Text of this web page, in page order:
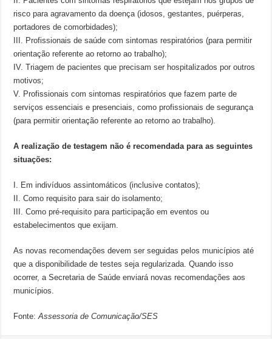
risco para agravamento da doença (idosos, gestantes, puérperas,
portadores de comorbidades);
III. Profissionais de saúde com sintomas respiratórios (para permitir
orientação referente ao retorno ao trabalho);
IV. Triagem de pacientes que precisam ser hospitalizados por outros
motivos;
V. Profissionais com sintomas respiratórios que fazem parte de
serviços essenciais e presenciais, como profissionais de segurança
(para permitir orientação referente ao retorno ao trabalho).
A realização de testagem não é recomendada para as seguintes
situações:
I. Em indivíduos assintomáticos (inclusive contatos);
II. Como requisito para sair do isolamento;
III. Como pré-requisito para participação em eventos ou
estabelecimentos que exijam.
As novas recomendações devem ser seguidas pelos municípios até
que a disponibilidade de testes seja regularizada. Quando isso
ocorrer, a Secretaria de Saúde enviará novas recomendações aos
municípios.
Fonte:Assessoria de Comunicação/SES